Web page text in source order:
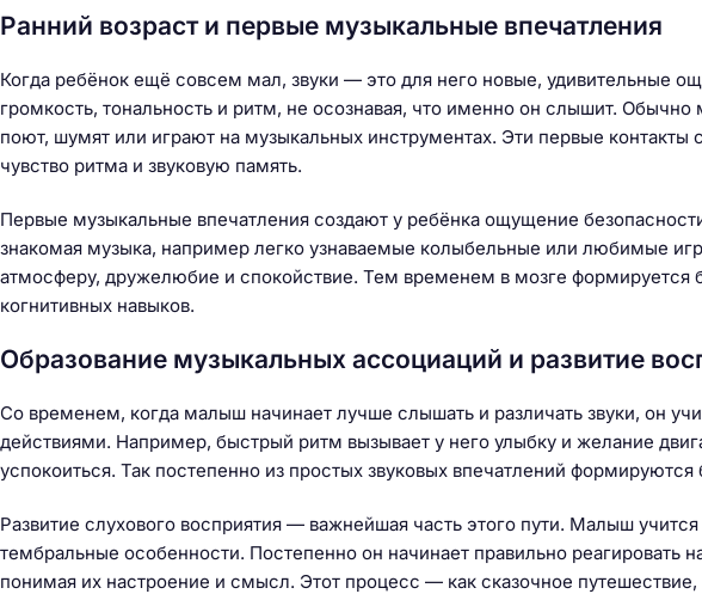
Ранний возраст и первые музыкальные впечатления
Когда ребёнок ещё совсем мал, звуки — это для него новые, удивительные
громкость, тональность и ритм, не осознавая, что именно он слышит.
поют, шумят или играют на музыкальных инструментах. Эти первые
чувство ритма и звуковую память.
Первые музыкальные впечатления создают у ребёнка ощущение
знакомая музыка, например легко узнаваемые колыбельные или любимые
атмосферу, дружелюбие и спокойствие. Тем временем в мозге формируется
когнитивных навыков.
Образование музыкальных ассоциаций и развитие
Со временем, когда малыш начинает лучше слышать и различать звуки, он
действиями. Например, быстрый ритм вызывает у него улыбку и желание
успокоиться. Так постепенно из простых звуковых впечатлений
Развитие слухового восприятия — важнейшая часть этого пути. Малыш учится
тембральные особенности. Постепенно он начинает правильно реагировать
понимая их настроение и смысл. Этот процесс — как сказочное